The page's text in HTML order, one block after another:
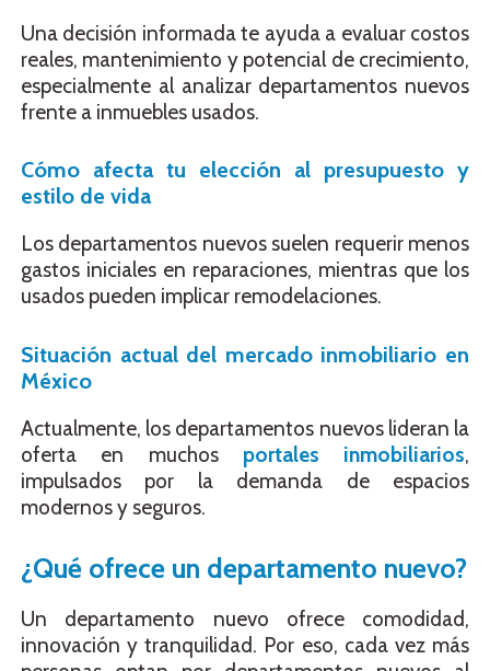
Una decisión informada te ayuda a evaluar costos
reales, mantenimiento y potencial de crecimiento,
especialmente al analizar departamentos nuevos
frente a inmuebles usados.
Cómo afecta tu elección al presupuesto y
estilo de vida
Los departamentos nuevos suelen requerir menos
gastos iniciales en reparaciones, mientras que los
usados pueden implicar remodelaciones.
Situación actual del mercado inmobiliario en
México
Actualmente, los departamentos nuevos lideran la
oferta en muchos portales inmobiliarios,
impulsados por la demanda de espacios
modernos y seguros.
¿Qué ofrece un departamento nuevo?
Un departamento nuevo ofrece comodidad,
innovación y tranquilidad. Por eso, cada vez más